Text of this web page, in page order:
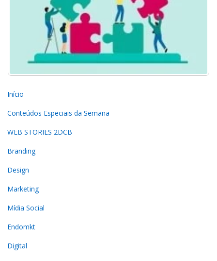
Início
Conteúdos Especiais da Semana
WEB STORIES 2DCB
Branding
Design
Marketing
Mídia Social
Endomkt
Digital